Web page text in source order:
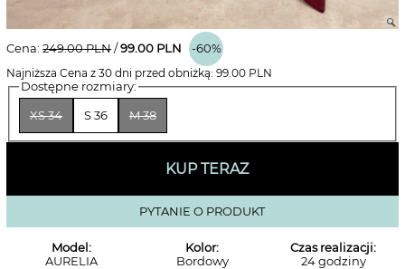
Cena:249.00PLN /99.00 PLN
-60%
Najniższa Cena z 30 dni przed obniżką:99.00 PLN
Dostępne rozmiary:
XS 34 S 36 M 38
KUP TERAZ
PYTANIE O PRODUKT
Model:
AURELIA
Kolor:
Bordowy
Czas realizacji:
24 godziny